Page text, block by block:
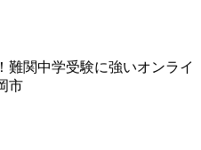
難関中学受験に強いオンライ
市